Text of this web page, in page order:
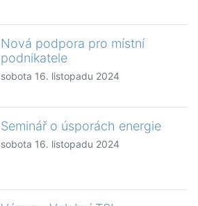
Nová podpora pro místní
podnikatele
sobota 16. listopadu 2024
Seminář o úsporách energie
sobota 16. listopadu 2024